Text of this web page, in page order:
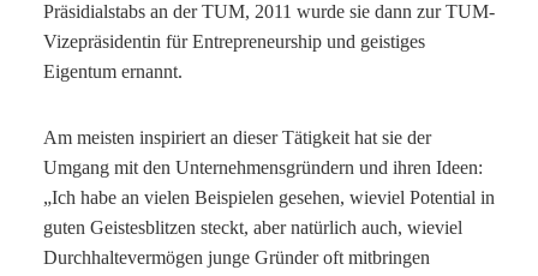
Präsidialstabs an der TUM, 2011 wurde sie dann zur TUM-
Vizepräsidentin für Entrepreneurship und geistiges
Eigentum ernannt.
Am meisten inspiriert an dieser Tätigkeit hat sie der
Umgang mit den Unternehmensgründern und ihren Ideen:
„Ich habe an vielen Beispielen gesehen, wieviel Potential in
guten Geistesblitzen steckt, aber natürlich auch, wieviel
Durchhaltevermögen junge Gründer oft mitbringen